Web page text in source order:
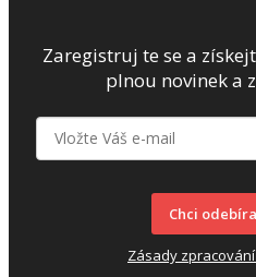
Zaregistruj te se a
plnou novinek a
Chci
Zásady